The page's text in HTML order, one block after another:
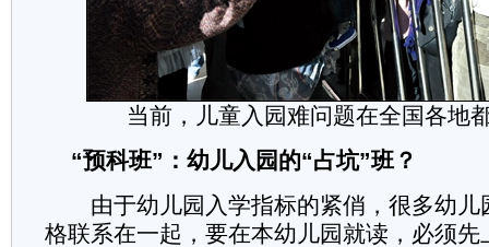
当前，儿童入园难问题在全国各
“预科班”：幼儿入园的“占坑”班？
由于幼儿园入学指标的紧俏，很多幼儿
格联系在一起，要在本幼儿园就读，必须先